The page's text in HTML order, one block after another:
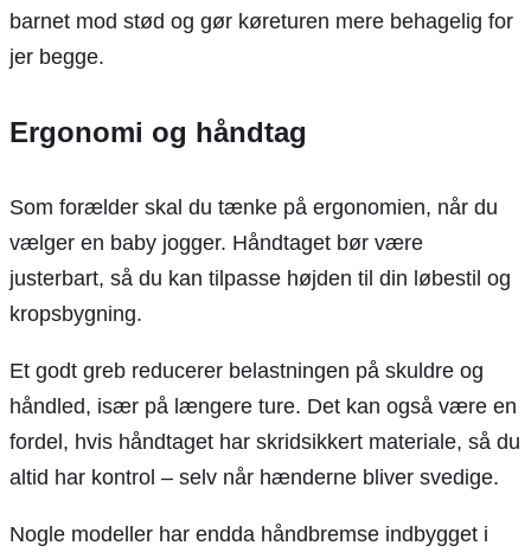
barnet mod stød og gør køreturen mere behagelig for
jer begge.
Ergonomi og håndtag
Som forælder skal du tænke på ergonomien, når du
vælger en baby jogger. Håndtaget bør være
justerbart, så du kan tilpasse højden til din løbestil og
kropsbygning.
Et godt greb reducerer belastningen på skuldre og
håndled, især på længere ture. Det kan også være en
fordel, hvis håndtaget har skridsikkert materiale, så du
altid har kontrol – selv når hænderne bliver svedige.
Nogle modeller har endda håndbremse indbygget i